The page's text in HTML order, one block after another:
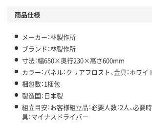
商品仕様
メーカー：林製作所
ブランド：林製作所
寸法：幅650×奥行230×高さ600mm
カラー：パネル：クリアフロスト、金具：ホワイ
梱包数：1梱包
製造国：日本製
組立目安：お客様組立品：必要人数：2人、必要
具：マイナスドライバー